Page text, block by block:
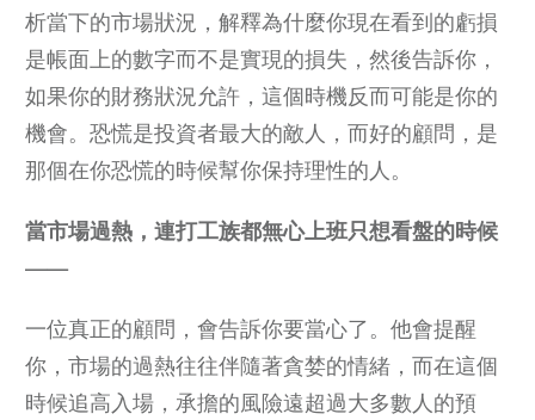
析當下的市場狀況，解釋為什麼你現在看到的虧損
是帳面上的數字而不是實現的損失，然後告訴你，
如果你的財務狀況允許，這個時機反而可能是你的
機會。恐慌是投資者最大的敵人，而好的顧問，是
那個在你恐慌的時候幫你保持理性的人。
當市場過熱，連打工族都無心上班只想看盤的時候
——
一位真正的顧問，會告訴你要當心了。他會提醒
你，市場的過熱往往伴隨著貪婪的情緒，而在這個
時候追高入場，承擔的風險遠超過大多數人的預